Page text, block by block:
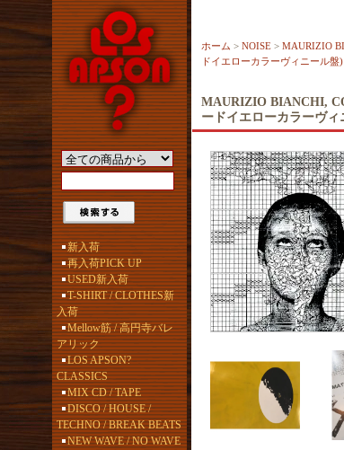
新入荷
再入荷PICK UP
USED新入荷
T-SHIRT / CLOTHES新
入荷
Mellow筋 / 高円寺バレ
アリック
LOS APSON?
CLASSICS
MIX CD / TAPE
DISCO / HOUSE /
TECHNO / BREAK BEATS
NEW WAVE / NO WAVE
ホーム > NOISE > MAURIZIO
ドイエローカラーヴィニール盤)
MAURIZIO BIANCHI,
ードイエローカラーヴィ